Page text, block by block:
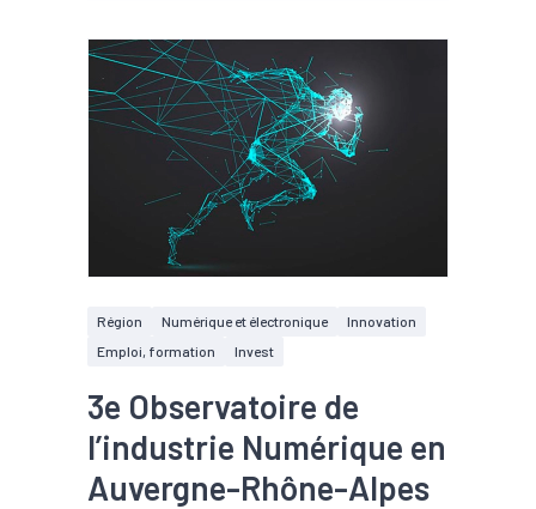
Région Numérique et électronique
Innovation
Emploi, formation
Invest
3e Observatoire de
l’industrie Numérique en
Auvergne-Rhône-Alpes